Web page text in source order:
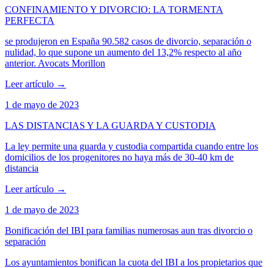
CONFINAMIENTO Y DIVORCIO: LA TORMENTA
PERFECTA
se produjeron en España 90.582 casos de divorcio, separación o
nulidad, lo que supone un aumento del 13,2% respecto al año
anterior. Avocats Morillon
Leer artículo →
1 de mayo de 2023
LAS DISTANCIAS Y LA GUARDA Y CUSTODIA
La ley permite una guarda y custodia compartida cuando entre los
domicilios de los progenitores no haya más de 30-40 km de
distancia
Leer artículo →
1 de mayo de 2023
Bonificación del IBI para familias numerosas aun tras divorcio o
separación
Los ayuntamientos bonifican la cuota del IBI a los propietarios que